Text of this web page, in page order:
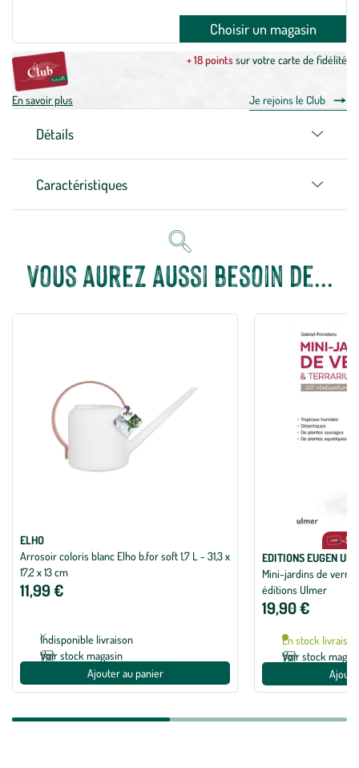
Choisir un magasin
+ 18 pointssur votre carte de fidélité
En savoir plus Je rejoins le Club
Détails
Caractéristiques
Vous aurez aussi besoin de...
ELHO
Arrosoir coloris blanc Elho b.for soft 1,7 L - 31,3 x
17,2 x 13 cm
11,99 €
Indisponible livraison
Voir stock magasin
Ajouter au panier
-5%
EDITIONS EUGEN
Mini-jardins de verre
éditions Ulmer
19,90 €
En stock livraison
Voir stock